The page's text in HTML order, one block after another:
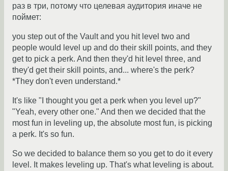
раз в три, потому что целевая аудитория иначе не
поймет:
you step out of the Vault and you hit level two and
people would level up and do their skill points, and they
get to pick a perk. And then they'd hit level three, and
they'd get their skill points, and... where's the perk?
*They don't even understand.*
It's like "I thought you get a perk when you level up?"
"Yeah, every other one." And then we decided that the
most fun in leveling up, the absolute most fun, is picking
a perk. It's so fun.
So we decided to balance them so you get to do it every
level. It makes leveling up. That's what leveling is about.